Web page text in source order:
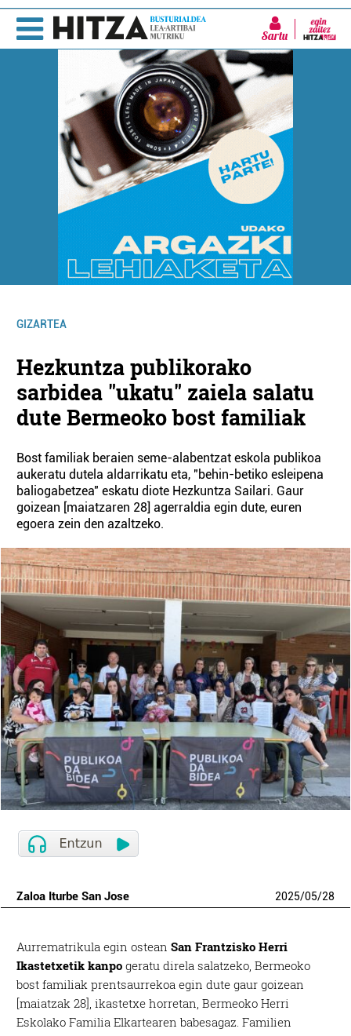
Sartu
GIZARTEA
Hezkuntza publikorako
sarbidea "ukatu" zaiela salatu
dute Bermeoko bost familiak
Bost familiak beraien seme-alabentzat eskola publikoa
aukeratu dutela aldarrikatu eta, "behin-betiko esleipena
baliogabetzea" eskatu diote Hezkuntza Sailari. Gaur
goizean [maiatzaren 28] agerraldia egin dute, euren
egoera zein den azaltzeko.
Zaloa Iturbe San Jose 2025/05/28
Aurrematrikula egin osteanSan Frantzisko Herri
Ikastetxetik kanpo geratu direla salatzeko, Bermeoko
bost familiak prentsaurrekoa egin dute gaur goizean
[maiatzak 28], ikastetxe horretan, Bermeoko Herri
Eskolako Familia Elkartearen babesagaz. Familien